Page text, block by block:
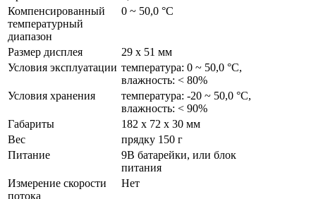
Компенсированный
температурный
диапазон
0 ~ 50,0 °C
Размер дисплея
29 х 51 мм
Условия эксплуатации температура: 0 ~ 50,0 °C,
влажность: < 80%
Условия хранения
температура: -20 ~ 50,0 °C,
влажность: < 90%
Габариты
182 х 72 х 30 мм
Вес
прядку 150 г
Питание
9В батарейки, или блок
питания
Измерение скорости
потока
Нет